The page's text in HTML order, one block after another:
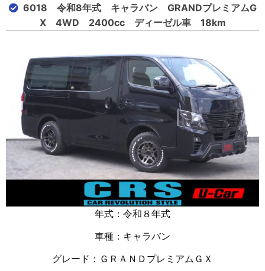
6018 令和8年式 キャラバン GRANDプレミアムG
X 4WD 2400cc ディーゼル車 18km
年式：令和８年式
車種：キャラバン
グレード：ＧＲＡＮＤプレミアムＧＸ